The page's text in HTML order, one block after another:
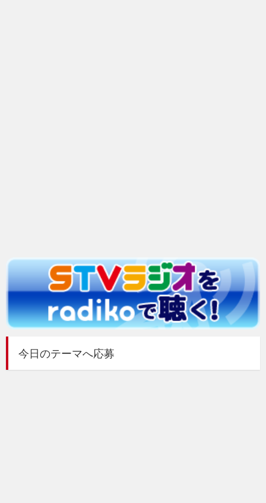
今日のテーマへ応募